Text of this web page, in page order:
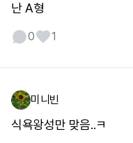
난 A형
0 1
미니빈
식욕왕성만 맞음..ㅋ